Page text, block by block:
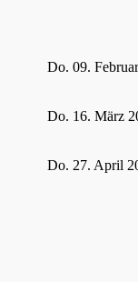
Do. 09.
Do. 16. März
Do. 27. April